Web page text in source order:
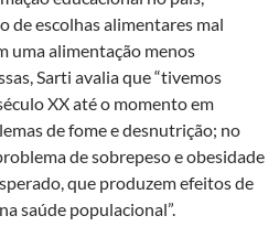
de escolhas alimentares mal
uma alimentação menos
Sarti avalia que “tivemos
XX até o momento em
de fome e desnutrição; no
de sobrepeso e obesidade
que produzem efeitos de
saúde populacional”.